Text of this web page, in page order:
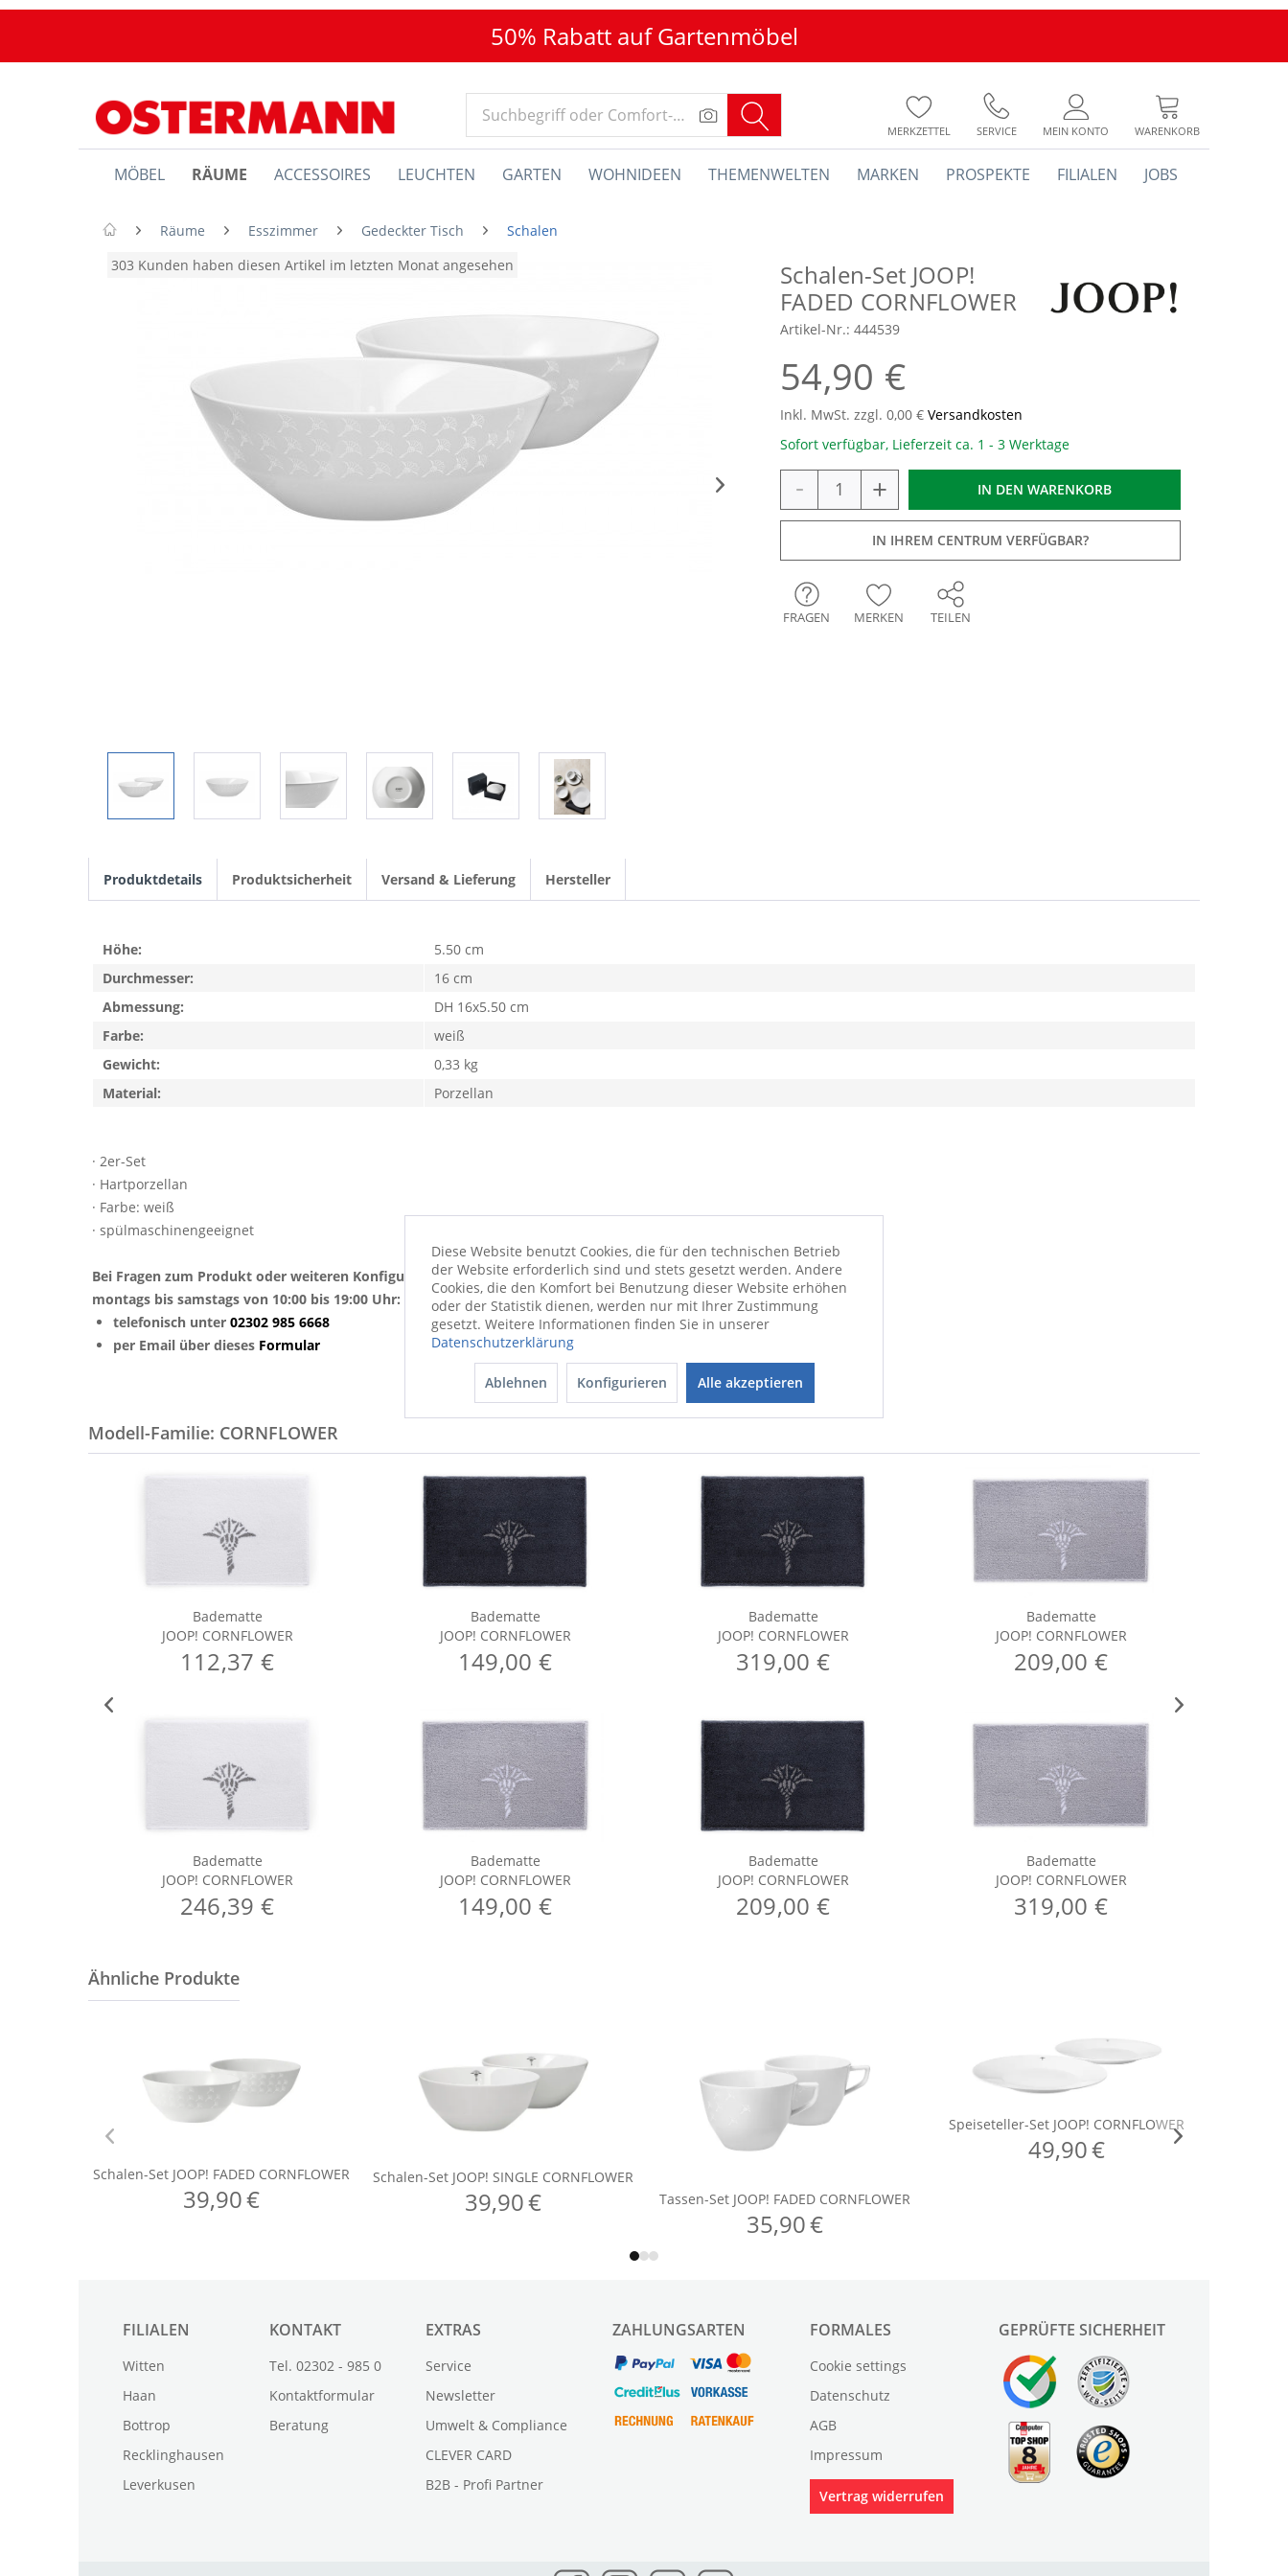
50% Rabatt auf Gartenmöbel
MERKZETTEL SERVICE MEIN KONTO WARENKORB
MÖBEL RÄUME ACCESSOIRES LEUCHTEN GARTEN WOHNIDEEN THEMENWELTEN MARKEN PROSPEKTE FILIALEN JOBS
Räume Esszimmer Gedeckter Tisch
Schalen
303 Kunden haben diesen Artikel im letzten Monat angesehen
Schalen-Set JOOP!
FADED CORNFLOWER
Artikel-Nr.: 444539
54,90 €
Inkl. MwSt. zzgl. 0,00 € Versandkosten
Sofort verfügbar, Lieferzeit ca. 1 - 3 Werktage
- + IN DEN WARENKORB
IN IHREM CENTRUM VERFÜGBAR?
FRAGEN MERKEN TEILEN
Produktdetails Produktsicherheit Versand & Lieferung Hersteller
· 2er-Set
· Hartporzellan
· Farbe: weiß
· spülmaschinengeeignet
Bei Fragen zum Produkt oder weiteren Konfigurationswünschen beraten wir Sie gerne
montags bis samstags von 10:00 bis 19:00 Uhr:
telefonisch unter 02302 985 6668
per Email über dieses Formular
Höhe:
5.50 cm
Durchmesser:
16 cm
Abmessung:
DH 16x5.50 cm
Farbe:
weiß
Gewicht:
0,33 kg
Material:
Porzellan
Modell-Familie: CORNFLOWER
Badematte
JOOP! CORNFLOWER
112,37 €
Badematte
JOOP! CORNFLOWER
246,39 €
Badematte
JOOP! CORNFLOWER
149,00 €
Badematte
JOOP! CORNFLOWER
149,00 €
Badematte
JOOP! CORNFLOWER
319,00 €
Badematte
JOOP! CORNFLOWER
209,00 €
Badematte
JOOP! CORNFLOWER
209,00 €
Badematte
JOOP! CORNFLOWER
319,00 €
FILIALEN
Witten
Haan
Bottrop
Recklinghausen
Leverkusen
KONTAKT
Tel. 02302 - 985 0
Kontaktformular
Beratung
EXTRAS
Service
Newsletter
Umwelt & Compliance
CLEVER CARD
B2B - Profi Partner
ZAHLUNGSARTEN FORMALES
Cookie settings
Datenschutz
AGB
Impressum
Vertrag widerrufen
GEPRÜFTE SICHERHEIT
Diese Website benutzt Cookies, die für den technischen Betrieb
der Website erforderlich sind und stets gesetzt werden. Andere
Cookies, die den Komfort bei Benutzung dieser Website erhöhen
oder der Statistik dienen, werden nur mit Ihrer Zustimmung
gesetzt. Weitere Informationen finden Sie in unserer
Datenschutzerklärung
Ablehnen Konfigurieren Alle akzeptieren